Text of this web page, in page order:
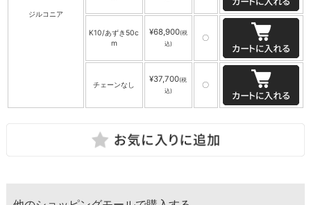
ジルコニア
K10/あずき50c
m
¥68,900(税
込)
〇
チェーンなし
¥37,700(税
込)
〇